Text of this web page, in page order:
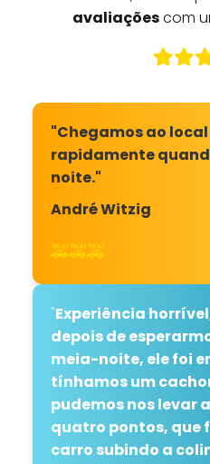
avaliaçõescom
"Chegamos ao
rapidamente
noite."
André Witzig
🚕🚕🚕
"Experiência
depois de
meia-noite, ele foi
tínhamos um
pudemos nos levar
quatro pontos, que
carro subindo a